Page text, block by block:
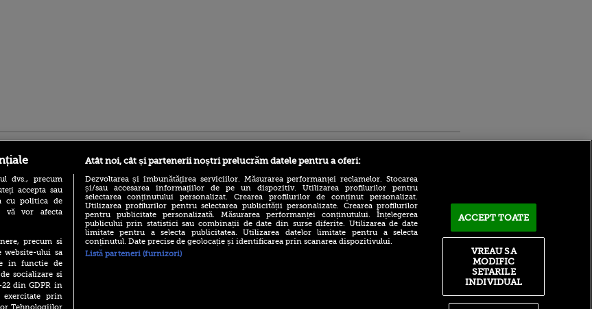
(P) Descoperă Lumea
Evenimentelor din România
Adrian Mihalcea, discurs
incredibil înainte de UTA -
dvs., precum
accepta sau
cu politica de
vă vor afecta
precum si
ului sa
in functie de
socializare si
din GDPR in
exercitate prin
Atât noi, cât și partenerii noștri prelucrăm datele pentru a oferi:
Dezvoltarea și îmbunătățirea serviciilor. Măsurarea performanței reclamelor. Stocarea
și/sau accesarea informațiilor de pe un dispozitiv. Utilizarea profilurilor pentru
selectarea conținutului personalizat. Crearea profilurilor de conținut personalizat.
Utilizarea profilurilor pentru selectarea publicității personalizate. Crearea profilurilor
pentru publicitate personalizată. Măsurarea performanței conținutului. Înțelegerea
publicului prin statistici sau combinații de date din surse diferite. Utilizarea de date
limitate pentru a selecta publicitatea. Utilizarea datelor limitate pentru a selecta
conținutul. Date precise de geolocație și identificarea prin scanarea dispozitivului.
Listă parteneri (furnizori)
ACCEPT TOATE
VREAU SA
MODIFIC
SETARILE
INDIVIDUAL